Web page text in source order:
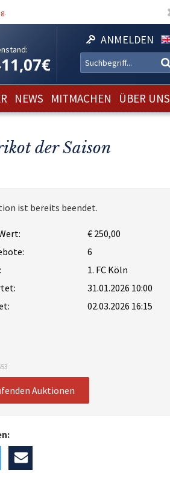
.
ANMELDEN
NEWS MITMACHEN ÜBER UNS
der Saison
ist bereits beendet.
€ 250,00
6
1. FC Köln
31.01.2026 10:00
02.03.2026 16:15
Auktionen